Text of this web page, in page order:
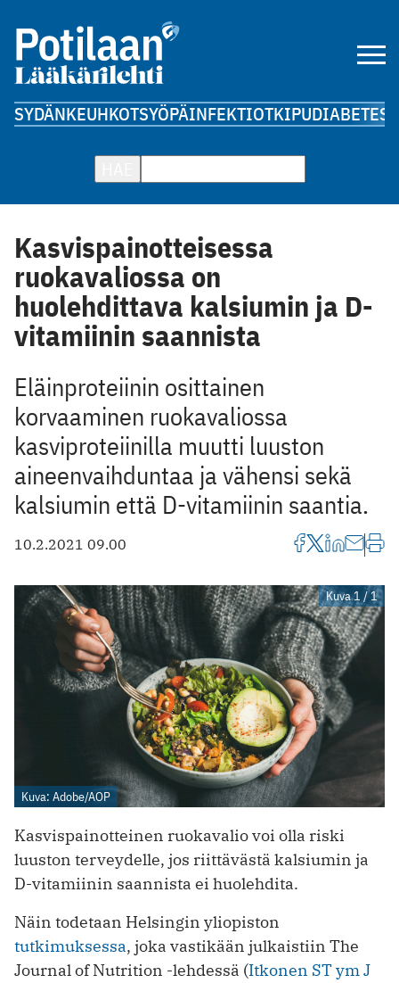
SYDÄNKEUHKOTSYÖPÄINFEKTIOTKIPUDIABETES
Kasvispainotteisessa
ruokavaliossa on
huolehdittava kalsiumin ja D-
vitamiinin saannista
Eläinproteiinin osittainen
korvaaminen ruokavaliossa
kasviproteiinilla muutti luuston
aineenvaihduntaa ja vähensi sekä
kalsiumin että D-vitamiinin saantia.
10.2.2021 09.00
Kuva 1 / 1
Kuva: Adobe/AOP
Kasvispainotteinen ruokavalio voi olla riski
luuston terveydelle, jos riittävästä kalsiumin ja
D-vitamiinin saannista ei huolehdita.
Näin todetaan Helsingin yliopiston
tutkimuksessa, joka vastikään julkaistiin The
Journal of Nutrition -lehdessä (Itkonen ST ym J